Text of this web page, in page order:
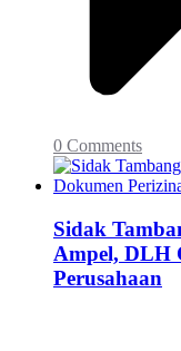
0 Comments
Sidak
Ampel, DLH
Perusahaan